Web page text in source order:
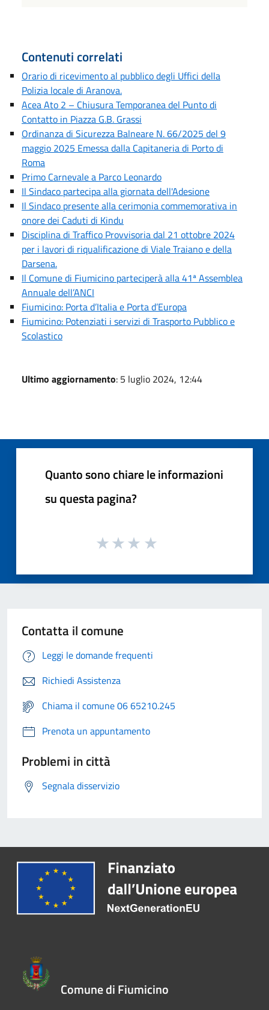
Contenuti correlati
Orario di ricevimento al pubblico degli Uffici della
Polizia locale di Aranova.
Acea Ato 2 – Chiusura Temporanea del Punto di
Contatto in Piazza G.B. Grassi
Ordinanza di Sicurezza Balneare N. 66/2025 del 9
maggio 2025 Emessa dalla Capitaneria di Porto di
Roma
Primo Carnevale a Parco Leonardo
Il Sindaco partecipa alla giornata dell'Adesione
Il Sindaco presente alla cerimonia commemorativa in
onore dei Caduti di Kindu
Disciplina di Traffico Provvisoria dal 21 ottobre 2024
per i lavori di riqualificazione di Viale Traiano e della
Darsena.
Il Comune di Fiumicino parteciperà alla 41ª Assemblea
Annuale dell’ANCI
Fiumicino: Porta d’Italia e Porta d’Europa
Fiumicino: Potenziati i servizi di Trasporto Pubblico e
Scolastico
Ultimo aggiornamento: 5 luglio 2024, 12:44
Quanto sono chiare le informazioni
su questa pagina?
Contatta il comune
Leggi le domande frequenti
Richiedi Assistenza
Chiama il comune 06 65210.245
Prenota un appuntamento
Problemi in città
Segnala disservizio
Comune di Fiumicino